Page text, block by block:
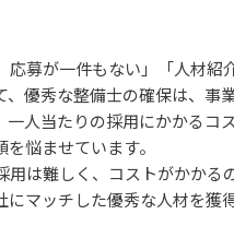
応募が一件もない」「人材
優秀な整備士の確保は、事
人当たりの採用にかかるコ
悩ませています。
は難しく、コストがかかる
マッチした優秀な人材を獲